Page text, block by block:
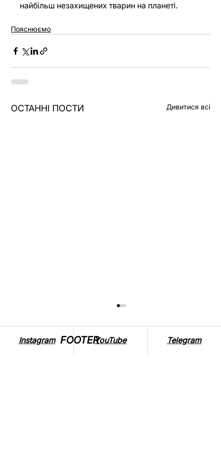
найбільш незахищених тварин на планеті.
Пояснюємо
ОСТАННІ ПОСТИ Дивитися всі
FOOTER
Instagram YouTube Telegram